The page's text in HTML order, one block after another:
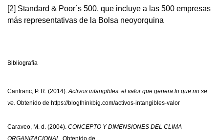
[2] Standard & Poor´s 500, que incluye a las 500 empresas
más representativas de la Bolsa neoyorquina
Bibliografía
Canfranc, P. R. (2014).Activos intangibles: el valor que genera lo que no se
ve. Obtenido de https://blogthinkbig.com/activos-intangibles-valor
Caraveo, M. d. (2004). CONCEPTO Y DIMENSIONES DEL CLIMA